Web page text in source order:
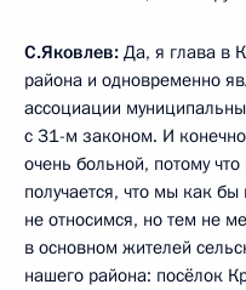
С.Яковлев: Да, я глава в
района и одновременно
ассоциации
с 31-м законом. И
очень больной, потому
получается, что мы как бы
не относимся, но тем не
в основном жителей
нашего района: посёлок